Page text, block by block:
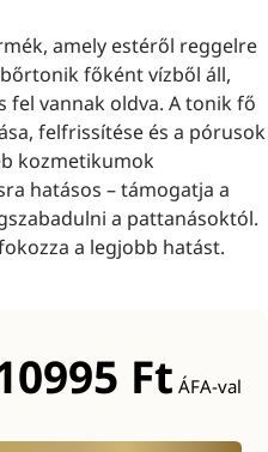
amely estéről reggelre
főként vízből áll,
fel vannak oldva. A tonik fő
felfrissítése és a pórusok
kozmetikumok
hatásos – támogatja a
a pattanásoktól.
a legjobb hatást.
Ft ÁFA-val